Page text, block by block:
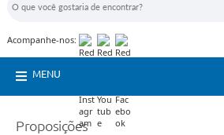
Acompanhe-nos:
MENU
Proposições